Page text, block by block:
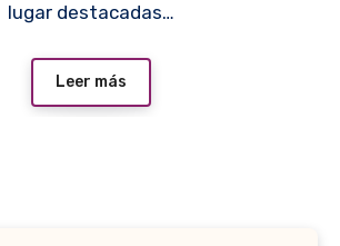
lugar destacadas…
Leer más